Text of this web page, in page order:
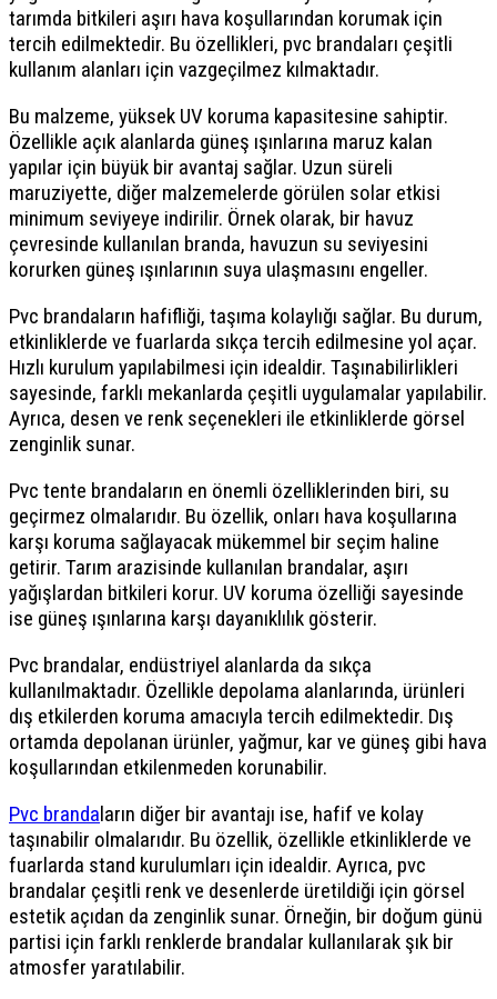
tarımda bitkileri aşırı hava koşullarından korumak için
tercih edilmektedir. Bu özellikleri, pvc brandaları çeşitli
kullanım alanları için vazgeçilmez kılmaktadır.
Bu malzeme, yüksek UV koruma kapasitesine sahiptir.
Özellikle açık alanlarda güneş ışınlarına maruz kalan
yapılar için büyük bir avantaj sağlar. Uzun süreli
maruziyette, diğer malzemelerde görülen solar etkisi
minimum seviyeye indirilir. Örnek olarak, bir havuz
çevresinde kullanılan branda, havuzun su seviyesini
korurken güneş ışınlarının suya ulaşmasını engeller.
Pvc brandaların hafifliği, taşıma kolaylığı sağlar. Bu durum,
etkinliklerde ve fuarlarda sıkça tercih edilmesine yol açar.
Hızlı kurulum yapılabilmesi için idealdir. Taşınabilirlikleri
sayesinde, farklı mekanlarda çeşitli uygulamalar yapılabilir.
Ayrıca, desen ve renk seçenekleri ile etkinliklerde görsel
zenginlik sunar.
Pvc tente brandaların en önemli özelliklerinden biri, su
geçirmez olmalarıdır. Bu özellik, onları hava koşullarına
karşı koruma sağlayacak mükemmel bir seçim haline
getirir. Tarım arazisinde kullanılan brandalar, aşırı
yağışlardan bitkileri korur. UV koruma özelliği sayesinde
ise güneş ışınlarına karşı dayanıklılık gösterir.
Pvc brandalar, endüstriyel alanlarda da sıkça
kullanılmaktadır. Özellikle depolama alanlarında, ürünleri
dış etkilerden koruma amacıyla tercih edilmektedir. Dış
ortamda depolanan ürünler, yağmur, kar ve güneş gibi hava
koşullarından etkilenmeden korunabilir.
Pvc brandaların diğer bir avantajı ise, hafif ve kolay
taşınabilir olmalarıdır. Bu özellik, özellikle etkinliklerde ve
fuarlarda stand kurulumları için idealdir. Ayrıca, pvc
brandalar çeşitli renk ve desenlerde üretildiği için görsel
estetik açıdan da zenginlik sunar. Örneğin, bir doğum günü
partisi için farklı renklerde brandalar kullanılarak şık bir
atmosfer yaratılabilir.